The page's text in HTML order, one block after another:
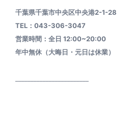
千葉県千葉市中央区中央港2-1-28
TEL：043-306-3047
営業時間：全日 12:00~20:00
年中無休（大晦日・元日は休業）